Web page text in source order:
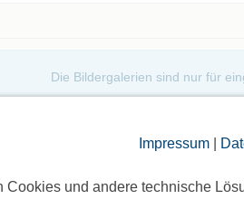
Impressum|
Cookies und andere technische
abzumelden, ich bin da keinem
Zuge kommen - also ist Geduld die
Die Bildergalerien sind nur für